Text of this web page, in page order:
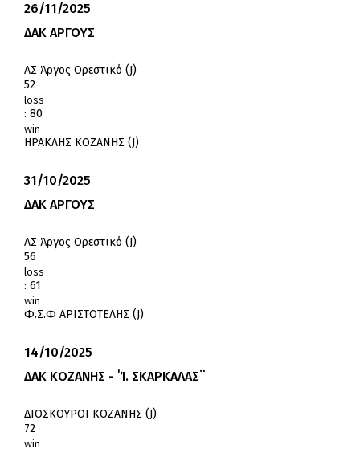
26/11/2025
ΔΑΚ ΑΡΓΟΥΣ
ΑΣ Άργος Ορεστικό (J)
52
loss
: 80
win
ΗΡΑΚΛΗΣ ΚΟΖΑΝΗΣ (J)
31/10/2025
ΔΑΚ ΑΡΓΟΥΣ
ΑΣ Άργος Ορεστικό (J)
56
loss
: 61
win
Φ.Σ.Φ ΑΡΙΣΤΟΤΕΛΗΣ (J)
14/10/2025
ΔΑΚ ΚΟΖΑΝΗΣ - ΄Ί. ΣΚΑΡΚΑΛΑΣ¨
ΔΙΟΣΚΟΥΡΟΙ ΚΟΖΑΝΗΣ (J)
72
win